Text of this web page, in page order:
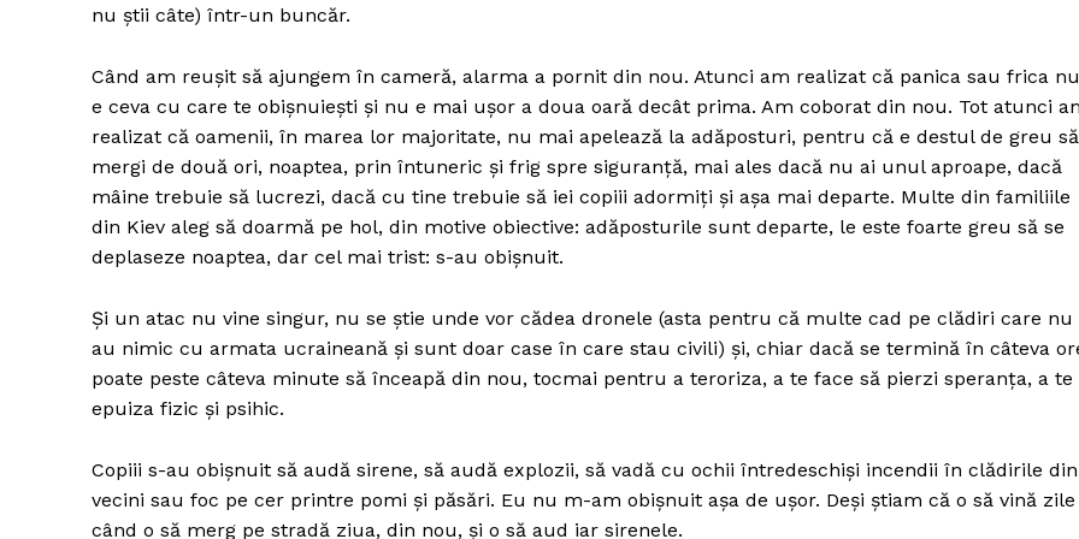
nu știi câte) într-un buncăr.
Când am reușit să ajungem în cameră, alarma a pornit din nou. Atunci am realizat că panica sau frica nu
e ceva cu care te obișnuiești și nu e mai ușor a doua oară decât prima. Am coborat din nou. Tot atunci
realizat că oamenii, în marea lor majoritate, nu mai apelează la adăposturi, pentru că e destul de greu să
mergi de două ori, noaptea, prin întuneric și frig spre siguranță, mai ales dacă nu ai unul aproape, dacă
mâine trebuie să lucrezi, dacă cu tine trebuie să iei copiii adormiți și așa mai departe. Multe din familiile
din Kiev aleg să doarmă pe hol, din motive obiective: adăposturile sunt departe, le este foarte greu să se
deplaseze noaptea, dar cel mai trist: s-au obișnuit.
Și un atac nu vine singur, nu se știe unde vor cădea dronele (asta pentru că multe cad pe clădiri care nu
au nimic cu armata ucraineană și sunt doar case în care stau civili) și, chiar dacă se termină în câteva
poate peste câteva minute să înceapă din nou, tocmai pentru a teroriza, a te face să pierzi speranța, a te
epuiza fizic și psihic.
Copiii s-au obișnuit să audă sirene, să audă explozii, să vadă cu ochii întredeschiși incendii în clădirile din
vecini sau foc pe cer printre pomi și păsări. Eu nu m-am obișnuit așa de ușor. Deși știam că o să vină zile
când o să merg pe stradă ziua, din nou, și o să aud iar sirenele.